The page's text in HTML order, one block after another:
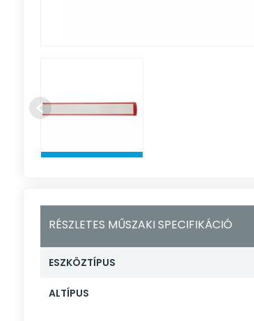
RÉSZLETES MŰSZAKI SPECIFIKÁCIÓ
ESZKÖZTÍPUS
ALTÍPUS